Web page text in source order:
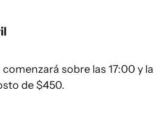
sobre las 17:00 y la
de $450.